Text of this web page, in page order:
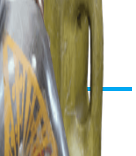
: ריאגנטים למעבדה